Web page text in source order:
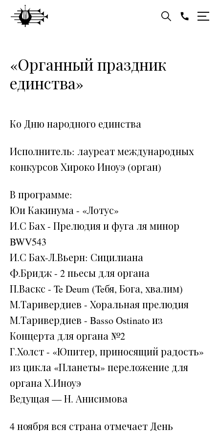
«Органный праздник
единства»
Ко Дню народного единства
Исполнитель: лауреат международных
конкурсов Хироко Иноуэ (орган)
В программе:
Юи Какинума - «Лотус»
И.С Бах - Прелюдия и фуга ля минор
BWV543
И.С Бах-Л.Вьерн: Сицилиана
Ф.Бридж - 2 пьесы для органа
П.Васкс - Te Deum (Teбя, Бога, хвалим)
М.Таривердиев - Хоральная прелюдия
М.Таривердиев - Basso Ostinato из
Концерта для органа №2
Г.Холст - «Юпитер, приносящий радость»
из цикла «Планеты» переложение для
органа Х.Иноуэ
Ведущая — Н. Анисимова
4 ноября вся страна отмечает День